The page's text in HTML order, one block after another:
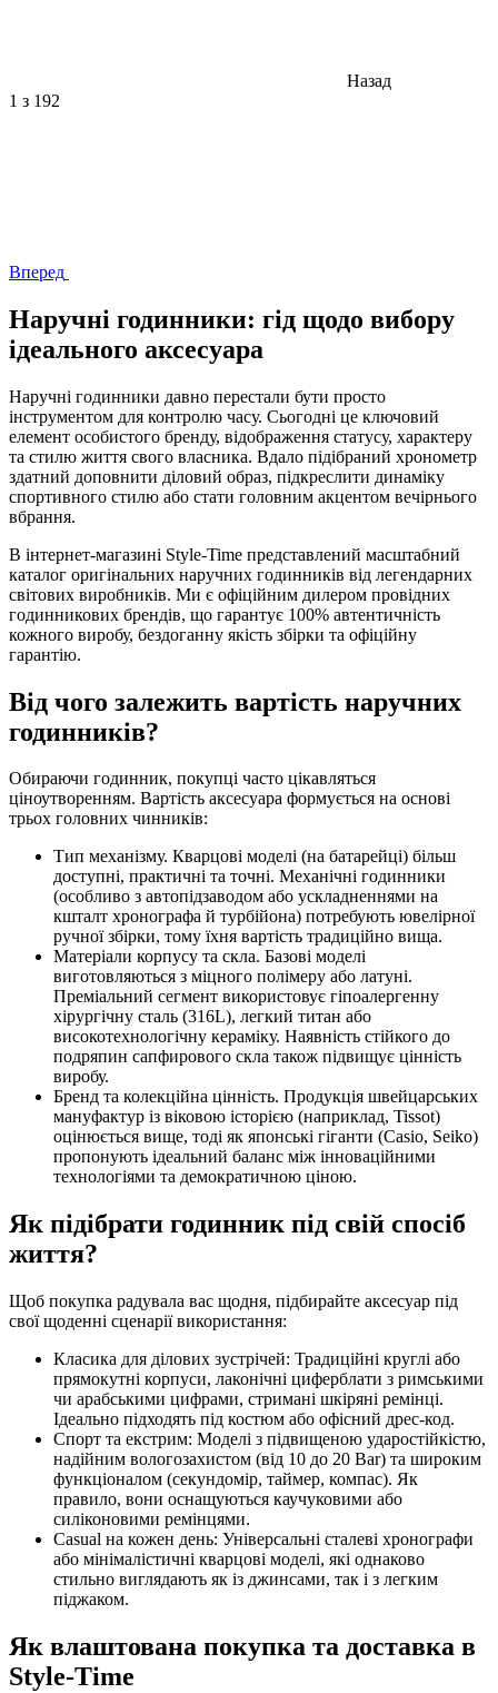
Назад
1 з 192
Вперед
Наручні годинники: гід щодо вибору
ідеального аксесуара
Наручні годинники давно перестали бути просто
інструментом для контролю часу. Сьогодні це ключовий
елемент особистого бренду, відображення статусу, характеру
та стилю життя свого власника. Вдало підібраний хронометр
здатний доповнити діловий образ, підкреслити динаміку
спортивного стилю або стати головним акцентом вечірнього
вбрання.
В інтернет-магазині Style-Time представлений масштабний
каталог оригінальних наручних годинників від легендарних
світових виробників. Ми є офіційним дилером провідних
годинникових брендів, що гарантує 100% автентичність
кожного виробу, бездоганну якість збірки та офіційну
гарантію.
Від чого залежить вартість наручних
годинників?
Обираючи годинник, покупці часто цікавляться
ціноутворенням. Вартість аксесуара формується на основі
трьох головних чинників:
Тип механізму. Кварцові моделі (на батарейці) більш
доступні, практичні та точні. Механічні годинники
(особливо з автопідзаводом або ускладненнями на
кшталт хронографа й турбійона) потребують ювелірної
ручної збірки, тому їхня вартість традиційно вища.
Матеріали корпусу та скла. Базові моделі
виготовляються з міцного полімеру або латуні.
Преміальний сегмент використовує гіпоалергенну
хірургічну сталь (316L), легкий титан або
високотехнологічну кераміку. Наявність стійкого до
подряпин сапфирового скла також підвищує цінність
виробу.
Бренд та колекційна цінність. Продукція швейцарських
мануфактур із віковою історією (наприклад, Tissot)
оцінюється вище, тоді як японські гіганти (Casio, Seiko)
пропонують ідеальний баланс між інноваційними
технологіями та демократичною ціною.
Як підібрати годинник під свій спосіб
життя?
Щоб покупка радувала вас щодня, підбирайте аксесуар під
свої щоденні сценарії використання:
Класика для ділових зустрічей: Традиційні круглі або
прямокутні корпуси, лаконічні циферблати з римськими
чи арабськими цифрами, стримані шкіряні ремінці.
Ідеально підходять під костюм або офісний дрес-код.
Спорт та екстрим: Моделі з підвищеною ударостійкістю,
надійним вологозахистом (від 10 до 20 Bar) та широким
функціоналом (секундомір, таймер, компас). Як
правило, вони оснащуються каучуковими або
силіконовими ремінцями.
Casual на кожен день: Універсальні сталеві хронографи
або мінімалістичні кварцові моделі, які однаково
стильно виглядають як із джинсами, так і з легким
піджаком.
Як влаштована покупка та доставка в
Style-Time